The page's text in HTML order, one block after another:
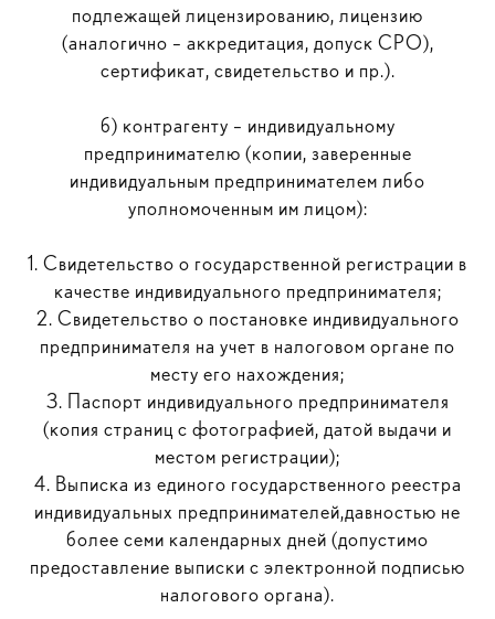
подлежащей лицензированию, лицензию
(аналогично – аккредитация, допуск СРО),
сертификат, свидетельство и пр.).
б) контрагенту – индивидуальному
предпринимателю (копии, заверенные
индивидуальным предпринимателем либо
уполномоченным им лицом):
1. Свидетельство о государственной регистрации в
качестве индивидуального предпринимателя;
2. Свидетельство о постановке индивидуального
предпринимателя на учет в налоговом органе по
месту его нахождения;
3. Паспорт индивидуального предпринимателя
(копия страниц с фотографией, датой выдачи и
местом регистрации);
4. Выписка из единого государственного реестра
индивидуальных предпринимателей,давностью не
более семи календарных дней (допустимо
предоставление выписки с электронной подписью
налогового органа).